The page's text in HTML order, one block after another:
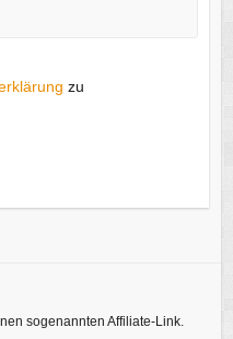
zu
sogenannten Affiliate-Link.